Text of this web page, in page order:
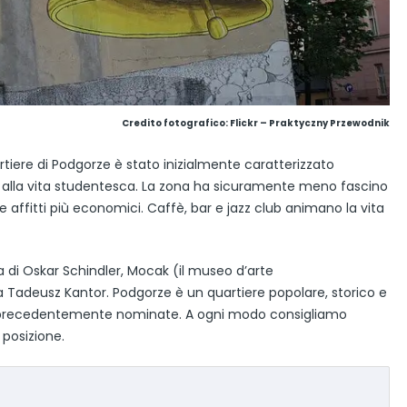
Credito fotografico: Flickr – Praktyczny Przewodnik
di Podgorze è stato inizialmente caratterizzato
vita studentesca. La zona ha sicuramente meno fascino
affitti più economici. Caffè, bar e jazz club animano la vita
Oskar Schindler, Mocak (il museo d’arte
Kantor. Podgorze è un quartiere popolare, storico e
nominate. A ogni modo consigliamo